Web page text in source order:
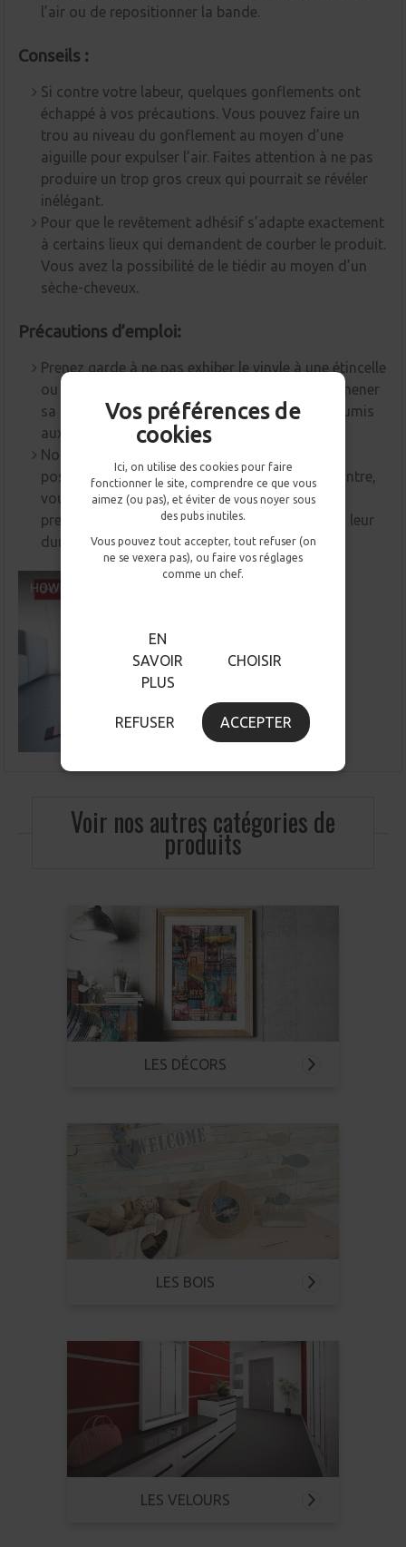
l’air ou de repositionner la bande.
Conseils :
Si contre votre labeur, quelques gonflements ont
échappé à vos précautions. Vous pouvez faire un
trou au niveau du gonflement au moyen d’une
aiguille pour expulser l’air. Faites attention à ne pas
produire un trop gros creux qui pourrait se révéler
inélégant.
Pour que le revêtement adhésif s’adapte exactement
à certains lieux qui demandent de courber le produit.
Vous avez la possibilité de le tiédir au moyen d’un
sèche-cheveux.
Précautions d’emploi:
Prenez garde à ne pas exhiber le vinyle à une étincelle
ou à des températures trop fortes.Cela peut amener
sa fonte, le vinyle est une matière plastique soumis
aux mêmes exigences.
Nos papiers adhésifs résistent à l’eau et ont la
possibilité d' être employés en extérieur. Par contre,
vous devez savoir que ce n’est pas leur usage
premier et que la rudesse des éléments réduira leur
durée de vie.
Voir nos autres catégories de
produits
LES DÉCORS
LES BOIS
LES VELOURS
Vos préférences de
cookies
Ici, on utilise des cookies pour faire
fonctionner le site, comprendre ce que vous
aimez (ou pas), et éviter de vous noyer sous
des pubs inutiles.
Vous pouvez tout accepter, tout refuser (on
ne se vexera pas), ou faire vos réglages
comme un chef.
EN
SAVOIR
PLUS
CHOISIR
REFUSER ACCEPTER